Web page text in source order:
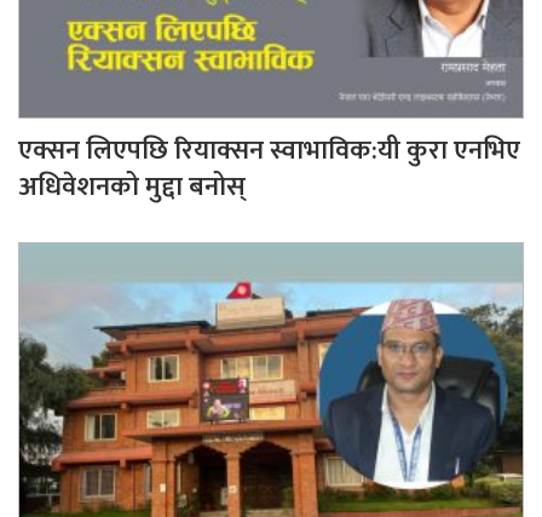
एक्सन लिएपछि रियाक्सन स्वाभाविक:यी कुरा एनभिए
अधिवेशनको मुद्दा बनोस्